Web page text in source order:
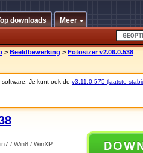
downloads Meer
> Beeldbewerking > Fotosizer v2.06.0.538
Je kunt ook de v3.11.0.575 (laatste
/ Win8 / WinXP